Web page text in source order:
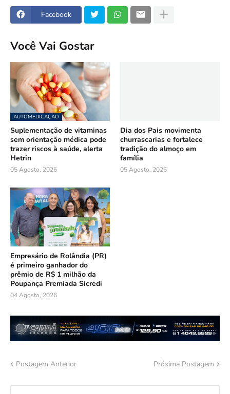
Facebook
Você Vai Gostar
AUTOMEDICAÇÃO
Suplementação de vitaminas
sem orientação médica pode
trazer riscos à saúde, alerta
Hetrin
05 Agosto, 2026
Dia dos Pais movimenta
churrascarias e fortalece
tradição do almoço em
família
05 Agosto, 2026
Empresário de Rolândia (PR)
é primeiro ganhador do
prêmio de R$ 1 milhão da
Poupança Premiada Sicredi
04 Agosto, 2026
Postagem Anterior Próxima Postagem